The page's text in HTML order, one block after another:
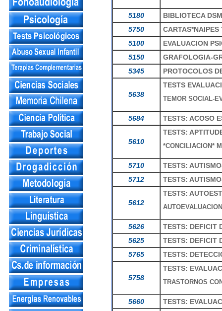
5180
BIBLIOTECA
5750
CARTAS*NAIPES
5100
EVALUACION
5150
GRAFOLOGIA-
5345
PROTOCOLOS
5638
TESTS
TEMOR SOCIAL-
5684 TESTS: ACOSO
5610
TESTS:
*CONCILIACION*
5710
TESTS:
5712
TESTS:
5612
TESTS:
5626
TESTS: DEFICIT
5625
TESTS: DEFICIT
5765
TESTS:
5758
TESTS:
TRASTORNOS
5660 TESTS: